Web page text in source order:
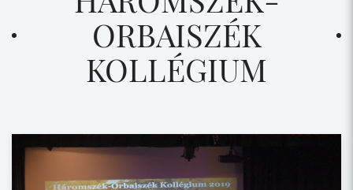
ORBAISZÉK
KOLLÉGIUM